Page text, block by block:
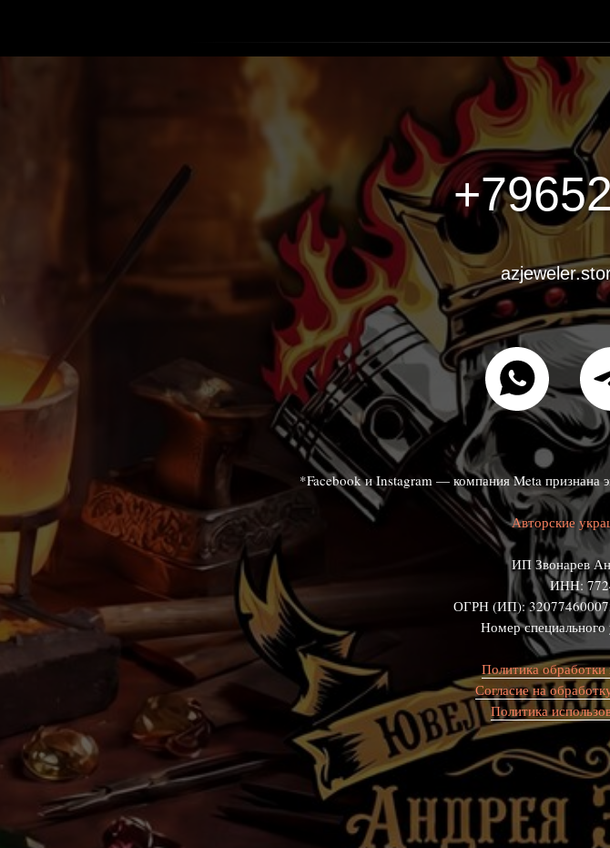
*Facebook и Instagram — компания Meta признана
Авторские
ИП Звонарев
ИНН:
ОГРН (ИП):
Номер
Политика
Согласие на
Политика